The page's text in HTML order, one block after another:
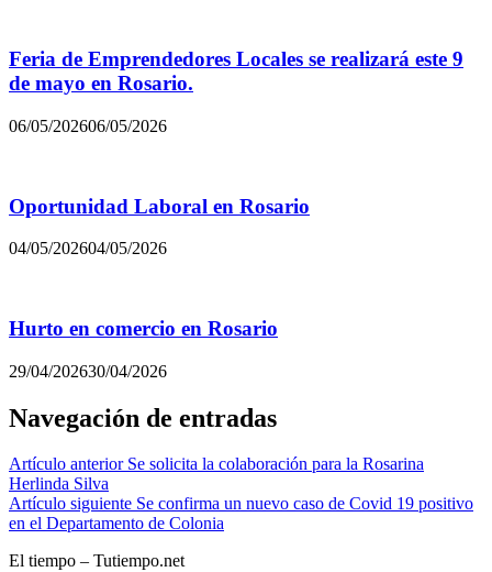
Feria de Emprendedores Locales se realizará este 9
de mayo en Rosario.
06/05/202606/05/2026
Oportunidad Laboral en Rosario
04/05/202604/05/2026
Hurto en comercio en Rosario
29/04/202630/04/2026
Navegación de entradas
Artículo anterior Se solicita la colaboración para la Rosarina
Herlinda Silva
Artículo siguiente Se confirma un nuevo caso de Covid 19 positivo
en el Departamento de Colonia
El tiempo – Tutiempo.net